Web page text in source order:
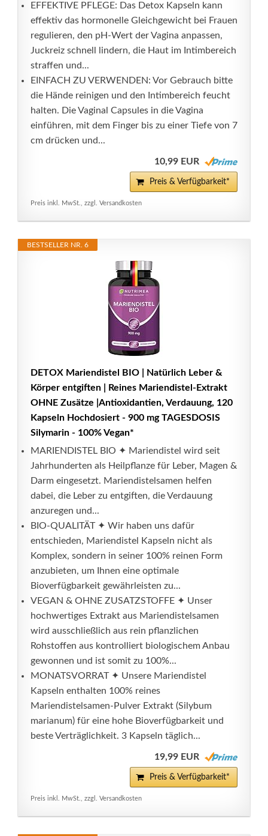
EFFEKTIVE PFLEGE: Das Detox Kapseln kann
effektiv das hormonelle Gleichgewicht bei Frauen
regulieren, den pH-Wert der Vagina anpassen,
Juckreiz schnell lindern, die Haut im Intimbereich
straffen und...
EINFACH ZU VERWENDEN: Vor Gebrauch bitte
die Hände reinigen und den Intimbereich feucht
halten. Die Vaginal Capsules in die Vagina
einführen, mit dem Finger bis zu einer Tiefe von 7
cm drücken und...
10,99 EUR
Preis & Verfügbarkeit*
Preis inkl. MwSt., zzgl. Versandkosten
BESTSELLER NR. 6
DETOX Mariendistel BIO | Natürlich Leber &
Körper entgiften | Reines Mariendistel-Extrakt
OHNE Zusätze |Antioxidantien, Verdauung, 120
Kapseln Hochdosiert - 900 mg TAGESDOSIS
Silymarin - 100% Vegan*
MARIENDISTEL BIO ✦ Mariendistel wird seit
Jahrhunderten als Heilpflanze für Leber, Magen &
Darm eingesetzt. Mariendistelsamen helfen
dabei, die Leber zu entgiften, die Verdauung
anzuregen und...
BIO-QUALITÄT ✦ Wir haben uns dafür
entschieden, Mariendistel Kapseln nicht als
Komplex, sondern in seiner 100% reinen Form
anzubieten, um Ihnen eine optimale
Bioverfügbarkeit gewährleisten zu...
VEGAN & OHNE ZUSATZSTOFFE ✦ Unser
hochwertiges Extrakt aus Mariendistelsamen
wird ausschließlich aus rein pflanzlichen
Rohstoffen aus kontrolliert biologischem Anbau
gewonnen und ist somit zu 100%...
MONATSVORRAT ✦ Unsere Mariendistel
Kapseln enthalten 100% reines
Mariendistelsamen-Pulver Extrakt (Silybum
marianum) für eine hohe Bioverfügbarkeit und
beste Verträglichkeit. 3 Kapseln täglich...
19,99 EUR
Preis & Verfügbarkeit*
Preis inkl. MwSt., zzgl. Versandkosten